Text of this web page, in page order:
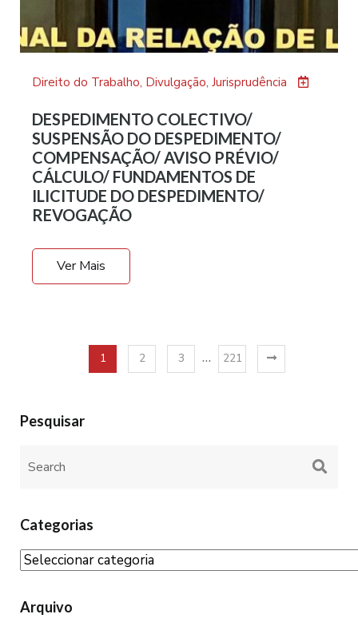
Direito do Trabalho, Divulgação, Jurisprudência
DESPEDIMENTO COLECTIVO/
SUSPENSÃO DO DESPEDIMENTO/
COMPENSAÇÃO/ AVISO PRÉVIO/
CÁLCULO/ FUNDAMENTOS DE
ILICITUDE DO DESPEDIMENTO/
REVOGAÇÃO
Ver Mais
1 2 3 … 221
Pesquisar
Categorias
Arquivo